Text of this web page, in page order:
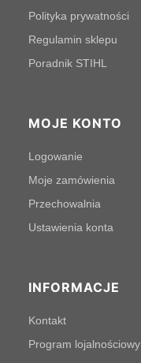
Polityka prywatności
Regulamin sklepu
Poradnik STIHL
MOJE KONTO
Logowanie
Moje zamówienia
Przechowalnia
Ustawienia konta
INFORMACJE
Kontakt
Program lojalnościowy